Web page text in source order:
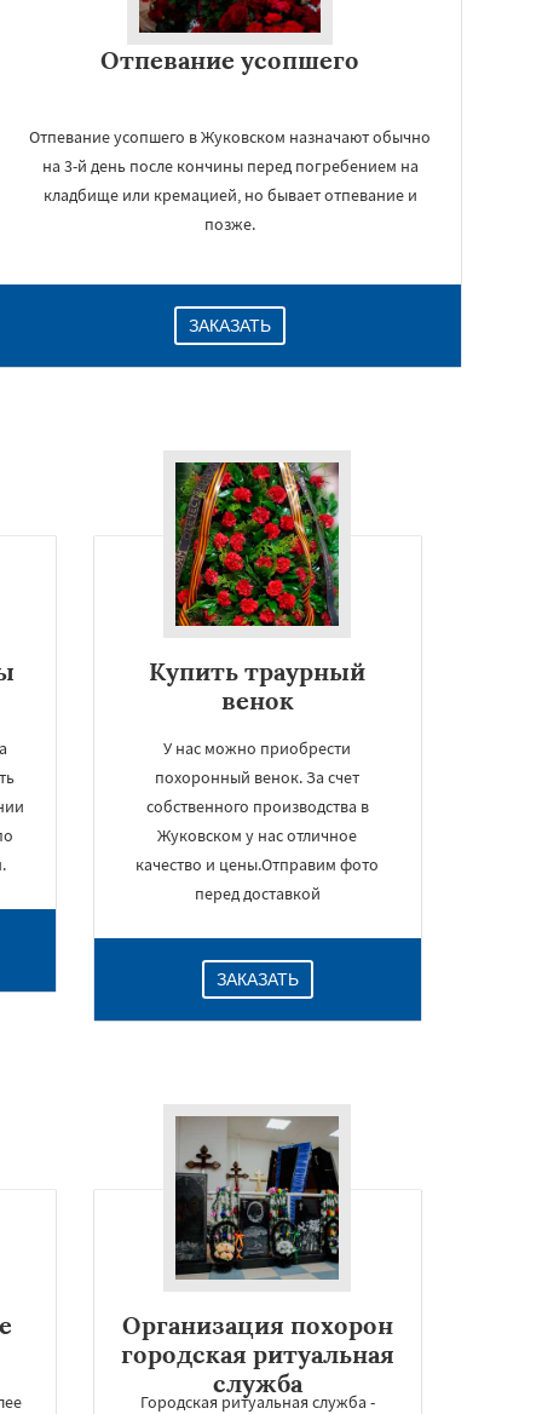
Отпевание усопшего
Отпевание усопшего в Жуковском назначают обычно
на 3-й день после кончины перед погребением на
кладбище или кремацией, но бывает отпевание и
позже.
ЗАКАЗАТЬ
Купить траурный
венок
У нас можно приобрести
похоронный венок. За счет
собственного производства в
Жуковском у нас отличное
качество и цены.Отправим фото
перед доставкой
ЗАКАЗАТЬ
Организация похорон
городская ритуальная
служба
Городская ритуальная служба -